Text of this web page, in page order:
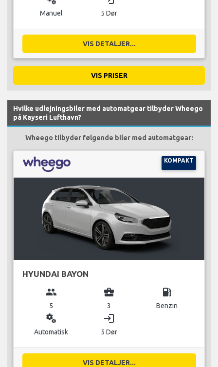
Manuel 5 Dør
VIS DETALJER...
VIS PRISER
Hvilke udlejningsbiler med automatgear tilbyder Wheego
på Kayseri Lufthavn?
Wheego tilbyder følgende biler med automatgear:
KOMPAKT
HYUNDAI BAYON
group
5
business_center
3
local_gas_station
Benzin
miscellaneous_services
Automatisk
login
5 Dør
VIS DETALJER...